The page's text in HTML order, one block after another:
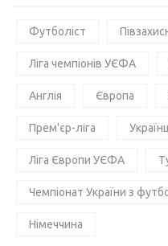
Футболіст
Ліга чемпіонів УЄФА
Англія Європа
Прем'єр-ліга
Ліга Європи УЄФА
Чемпіонат України з
Німеччина